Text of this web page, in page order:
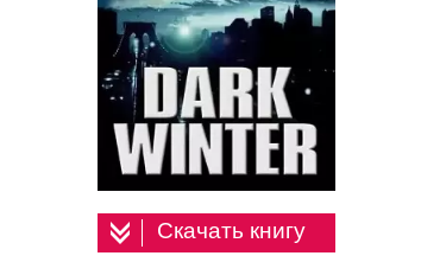
Скачать книгу